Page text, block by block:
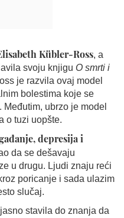
Kübler-Ross, a
svoju knjigu O smrti i
je razvila ovaj model
bolestima koje se
ubrzo je model
o tuzi uopšte.
depresija i
da se dešavaju
u drugu. Ljudi znaju reći
poricanje i sada ulazim
slučaj.
stavila do znanja da